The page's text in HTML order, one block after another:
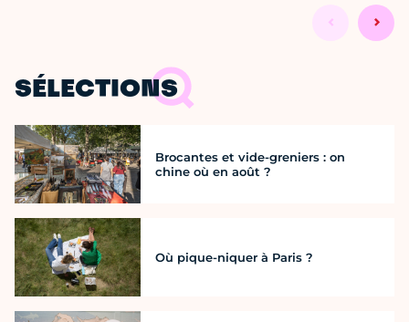
SÉLECTIONS
Brocantes et vide-greniers : on
chine où en août ?
Où pique-niquer à Paris ?